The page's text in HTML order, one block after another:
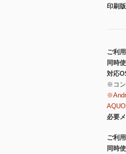
印刷
ご利
同時
対応
※コン
必要
ご利
同時